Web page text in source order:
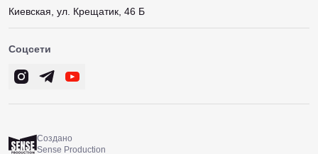
Киевская, ул. Крещатик, 46 Б
Соцсети
Создано
Sense Production